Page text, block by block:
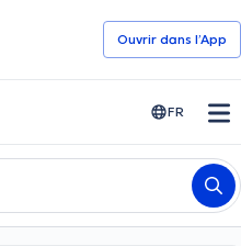
Ouvrir dans l’App
FR